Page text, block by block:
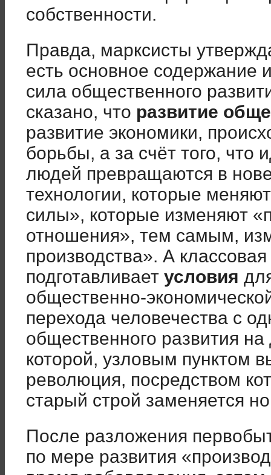
собственности.
Правда, марксисты
есть основное
сила общественного
сказано, что развитие
развитие экономики,
борьбы, а за счёт того,
людей превращаются в
технологии, которые
силы», которые изменяют
отношения», тем самым,
производства». А
подготавливает условия
общественно-
перехода человечества с
общественного развития
которой, узловым пунктом
революция, посредством
старый строй заменяется
После разложения
по мере развития